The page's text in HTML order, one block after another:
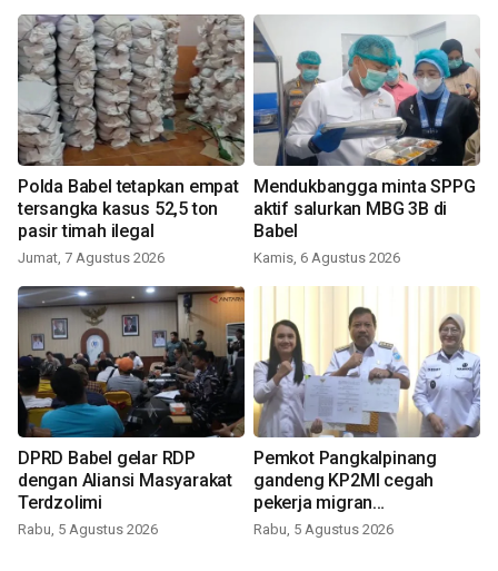
Polda Babel tetapkan empat
tersangka kasus 52,5 ton
pasir timah ilegal
Jumat, 7 Agustus 2026
Mendukbangga minta SPPG
aktif salurkan MBG 3B di
Babel
Kamis, 6 Agustus 2026
DPRD Babel gelar RDP
dengan Aliansi Masyarakat
Terdzolimi
Rabu, 5 Agustus 2026
Pemkot Pangkalpinang
gandeng KP2MI cegah
pekerja migran
nonprosedural
Rabu, 5 Agustus 2026